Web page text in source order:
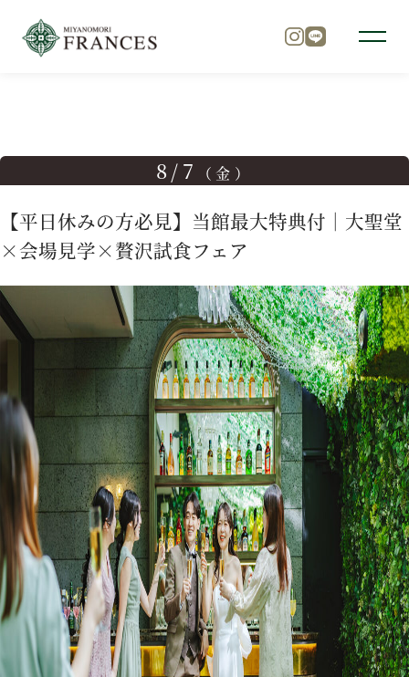
チャペル
料理
ドレス
プラン
施設紹介
フォトガイドツアー
ブライダルフェア
8/7 （金）
【平日休みの方必見】当館最大特典付｜大聖堂
×会場見学×贅沢試食フェア